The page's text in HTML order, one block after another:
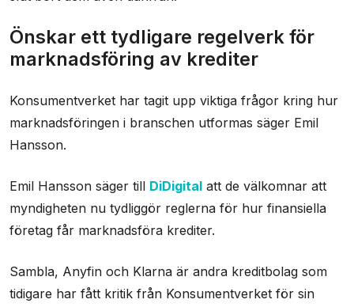
Önskar ett tydligare regelverk för
marknadsföring av krediter
Konsumentverket har tagit upp viktiga frågor kring hur
marknadsföringen i branschen utformas säger Emil
Hansson.
Emil Hansson säger till DiDigital att de välkomnar att
myndigheten nu tydliggör reglerna för hur finansiella
företag får marknadsföra krediter.
Sambla, Anyfin och Klarna är andra kreditbolag som
tidigare har fått kritik från Konsumentverket för sin